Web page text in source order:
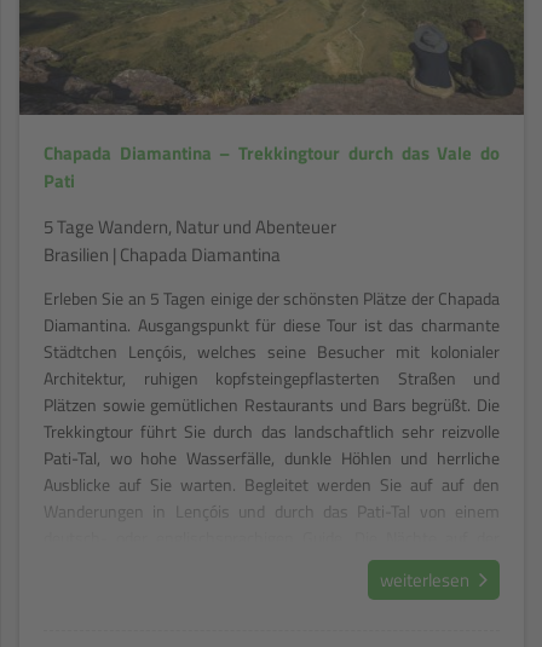
Chapada Diamantina – Trekkingtour durch das Vale do
Pati
5 Tage Wandern, Natur und Abenteuer
Brasilien | Chapada Diamantina
Erleben Sie an 5 Tagen einige der schönsten Plätze der Chapada
Diamantina. Ausgangspunkt für diese Tour ist das charmante
Städtchen Lençóis, welches seine Besucher mit kolonialer
Architektur, ruhigen kopfsteingepflasterten Straßen und
Plätzen sowie gemütlichen Restaurants und Bars begrüßt. Die
Trekkingtour führt Sie durch das landschaftlich sehr reizvolle
Pati-Tal, wo hohe Wasserfälle, dunkle Höhlen und herrliche
Ausblicke auf Sie warten. Begleitet werden Sie auf auf den
Wanderungen in Lençóis und durch das Pati-Tal von einem
Trekkingtour verbringen Sie bei gastfreundlichen,
weiterlesen